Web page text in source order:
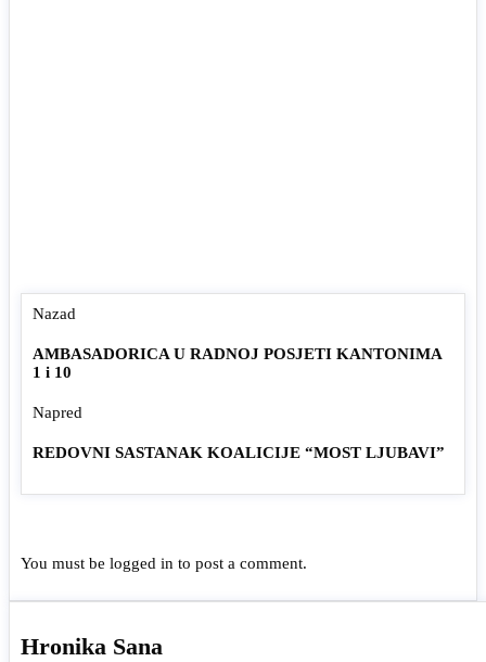
Nazad
AMBASADORICA U RADNOJ POSJETI KANTONIMA
1 i 10
Napred
REDOVNI SASTANAK KOALICIJE “MOST LJUBAVI”
You must be logged in to post a comment.
Hronika Sana